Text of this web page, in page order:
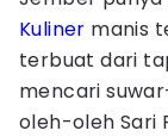
Kuliner manis
terbuat dari
mencari
oleh-oleh Sari